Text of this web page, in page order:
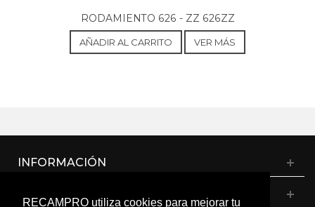
RECAMPRO utiliza cookies para mejorar tu
RODAMIENTO 626 - ZZ 626ZZ
AÑADIR AL CARRITO VER MÁS
INFORMACIÓN